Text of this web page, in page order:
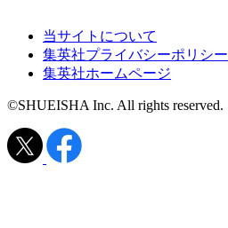
当サイトについて
集英社プライバシーポリシー
集英社ホームページ
©SHUEISHA Inc. All rights reserved.